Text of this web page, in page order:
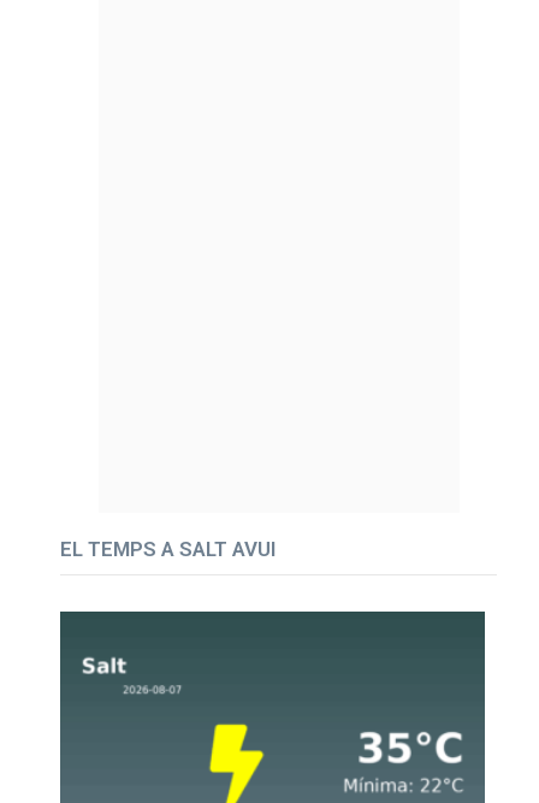
EL TEMPS A SALT AVUI